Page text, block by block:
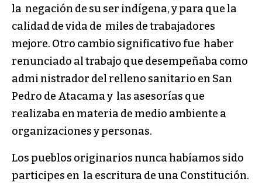
la negación de su ser indígena, y para que la
calidad de vida de miles de trabajadores
mejore. Otro cambio significativo fue haber
renunciado al trabajo que desempeñaba como
admi nistrador del relleno sanitario en San
Pedro de Atacama y las asesorías que
realizaba en materia de medio ambiente a
organizaciones y personas.
Los pueblos originarios nunca habíamos sido
participes en la escritura de una Constitución.